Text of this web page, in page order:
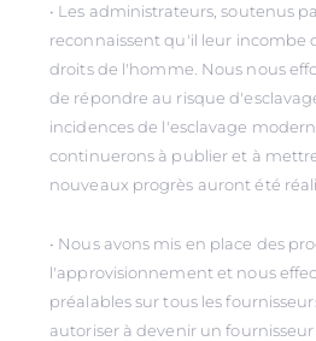
• Les administrateurs, soutenus
reconnaissent qu'il leur incombe
droits de l'homme. Nous nous
de répondre au risque
incidences de l'esclavage
continuerons à publier et à
nouveaux progrès auront été
• Nous avons mis en place des
l'approvisionnement et nous
préalables sur tous les
autoriser à devenir un fournisseur